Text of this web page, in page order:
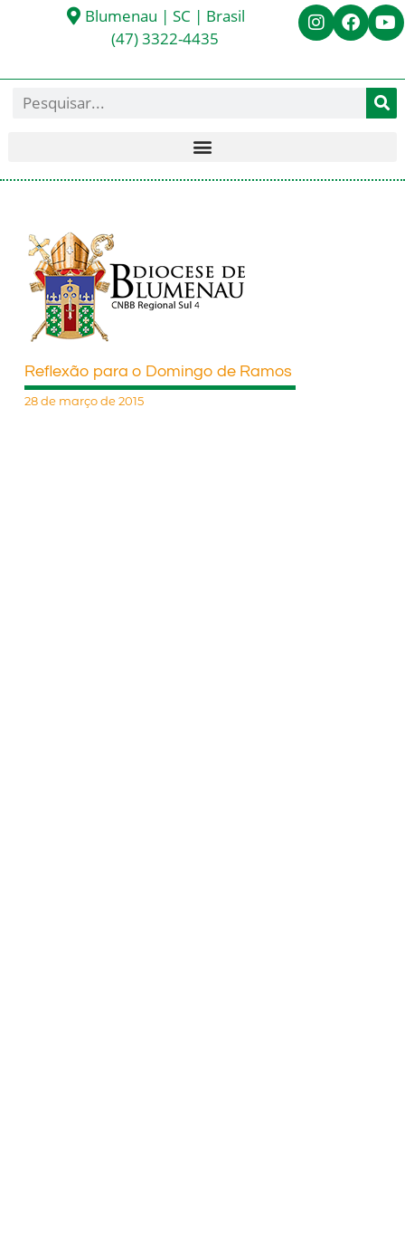
Blumenau | SC | Brasil
(47) 3322-4435
Reflexão para o Domingo de Ramos
28 de março de 2015